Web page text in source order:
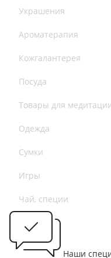
Украшения
Ароматерапия
Кожгалантерея
Посуда
Товары для
Одежда
Сумки
Игры
Чай, специи
Наши